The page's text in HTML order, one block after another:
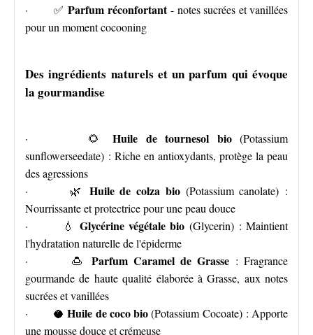
· ✅Parfum réconfortant- notes sucrées et vanillées
pour un moment cocooning
Des ingrédients naturels et un parfum qui évoque
la gourmandise
· 🌻Huile de tournesol bio(Potassium
sunflowerseedate) : Riche en antioxydants, protège la peau
des agressions
· 🌿 Huile de colza bio(Potassium canolate) :
Nourrissante et protectrice pour une peau douce
· 💧
Glycérine végétale bio (Glycerin) : Maintient
l'hydratation naturelle de l'épiderme
· 🍮 Parfum Caramel de Grasse: Fragrance
gourmande de haute qualité élaborée à Grasse, aux notes
sucrées et vanillées
· 🥥Huile de coco bio(Potassium Cocoate) : Apporte
une mousse douce et crémeuse